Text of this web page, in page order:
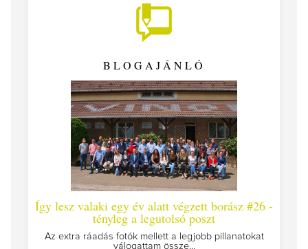
BLOGAJÁNLÓ
Így lesz valaki egy év alatt végzett borász #26 -
tényleg a legutolsó poszt
Az extra ráadás fotók mellett a legjobb pillanatokat
válogattam össze...